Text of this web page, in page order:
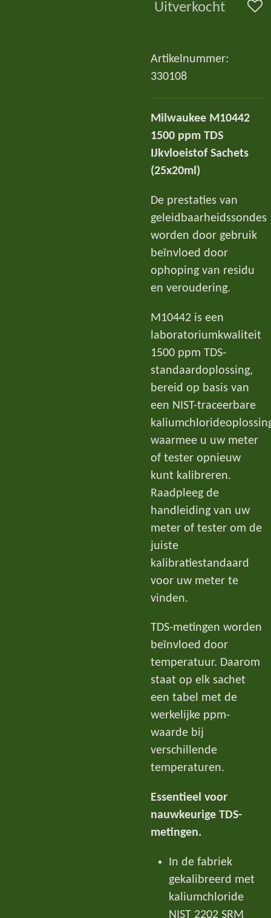
Uitverkocht
Artikelnummer:
330108
Milwaukee M10442
1500 ppm TDS
IJkvloeistof Sachets
(25x20ml)
De prestaties van
geleidbaarheidssondes
worden door gebruik
beïnvloed door
ophoping van residu
en veroudering.
M10442 is een
laboratoriumkwaliteit
1500 ppm TDS-
standaardoplossing,
bereid op basis van
een NIST-traceerbare
waarmee u uw meter
of tester opnieuw
kunt kalibreren.
Raadpleeg de
handleiding van uw
meter of tester om de
juiste
kalibratiestandaard
voor uw meter te
vinden.
TDS-metingen worden
beïnvloed door
temperatuur. Daarom
staat op elk sachet
een tabel met de
werkelijke ppm-
waarde bij
verschillende
temperaturen.
Essentieel voor
nauwkeurige TDS-
metingen.
In de fabriek
gekalibreerd met
kaliumchloride
NIST 2202 SRM